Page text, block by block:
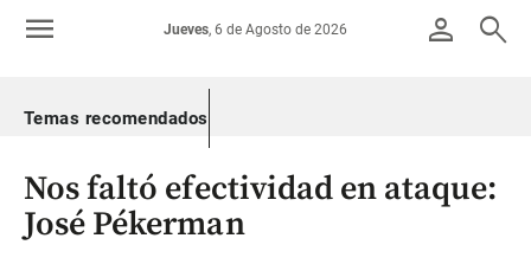
Colombia
person search
Jueves, 6 de Agosto de 2026
menu
Temas recomendados
Nos faltó efectividad en ataque:
José Pékerman